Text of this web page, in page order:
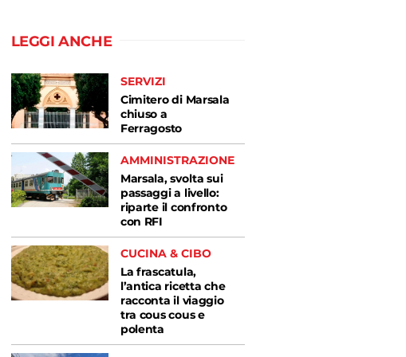
LEGGI ANCHE
SERVIZI
Cimitero di Marsala
chiuso a
Ferragosto
AMMINISTRAZIONE
Marsala, svolta sui
passaggi a livello:
riparte il confronto
con RFI
CUCINA & CIBO
La frascatula,
l’antica ricetta che
racconta il viaggio
tra cous cous e
polenta